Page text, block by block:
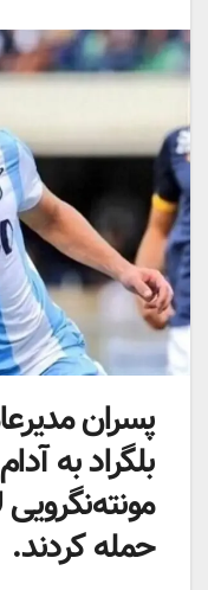
پسران
بلگراد به
حمله کردند.